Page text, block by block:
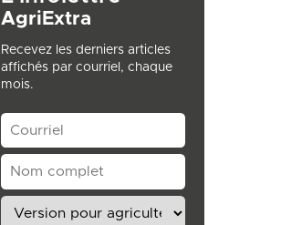
AgriExtra
Recevez les derniers articles
affichés par courriel, chaque
mois.